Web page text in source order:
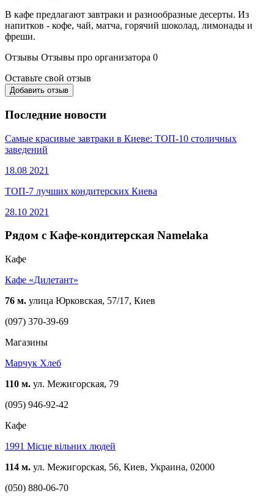
В кафе предлагают завтраки и разнообразные десерты. Из
напитков - кофе, чай, матча, горячий шоколад, лимонады и
фреши.
Отзывы Отзывы про организатора 0
Оставьте свой отзыв
Добавить отзыв
Последние новости
Самые красивые завтраки в Киеве: ТОП-10 столичных
заведений
18.08 2021
ТОП-7 лучших кондитерских Киева
28.10 2021
Рядом с Кафе-кондитерская Namelaka
Кафе
Кафе «Дилетант»
76 м. улица Юрковская, 57/17, Киев
(097) 370-39-69
Магазины
Марчук Хлеб
110 м. ул. Межигорская, 79
(095) 946-92-42
Кафе
1991 Місце вільних людей
114 м. ул. Межигорская, 56, Киев, Украина, 02000
(050) 880-06-70